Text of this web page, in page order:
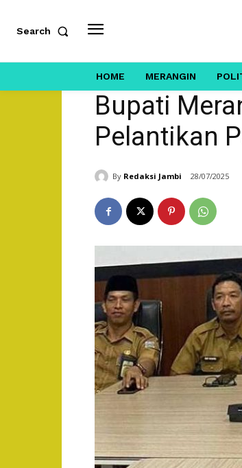
Search
HOME MERANGIN
Bupati
Pelantikan
By Redaksi Jambi 28/07/2025